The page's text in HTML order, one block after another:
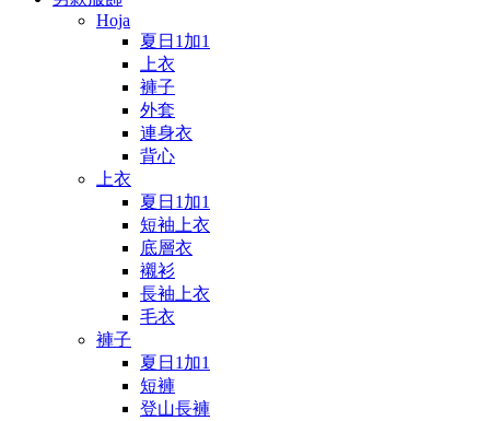
Hoja
夏日1加1
上衣
褲子
外套
連身衣
背心
上衣
夏日1加1
短袖上衣
底層衣
襯衫
長袖上衣
毛衣
褲子
夏日1加1
短褲
登山長褲